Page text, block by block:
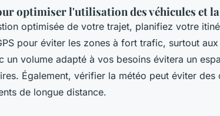
optimiser l'utilisation des véhicules et
optimisée de votre trajet, planifiez votre
pour éviter les zones à fort trafic, surtout
un volume adapté à vos besoins évitera un
Également, vérifier la météo peut éviter
de longue distance.